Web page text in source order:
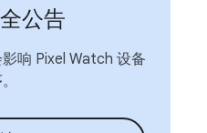
公告
响 Pixel Watch 设备